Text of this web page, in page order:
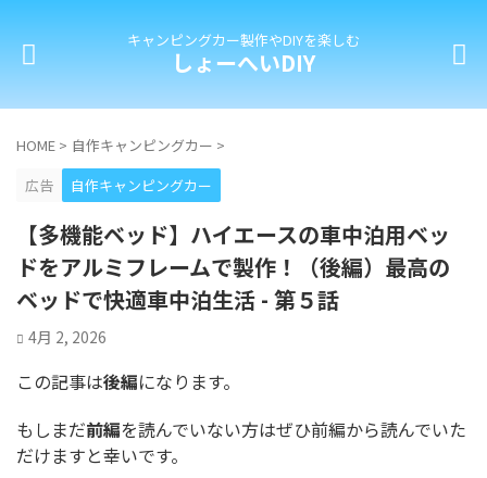
キャンピングカー製作やDIYを楽しむ
しょーへいDIY
HOME > 自作キャンピングカー >
広告
自作キャンピングカー
【多機能ベッド】ハイエースの車中泊用ベッ
ドをアルミフレームで製作！（後編）最高の
ベッドで快適車中泊生活 - 第５話
4月 2, 2026
この記事は後編になります。
もしまだ前編を読んでいない方はぜひ前編から読んでいた
だけますと幸いです。